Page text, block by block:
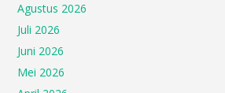
Agustus 2026
Juli 2026
Juni 2026
Mei 2026